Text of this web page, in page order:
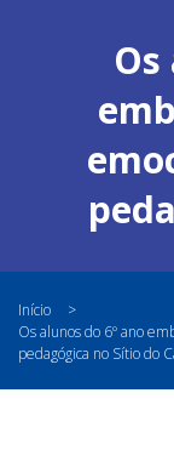
Os
Início
>
Os alunos do 6º ano
pedagógica no Sítio do